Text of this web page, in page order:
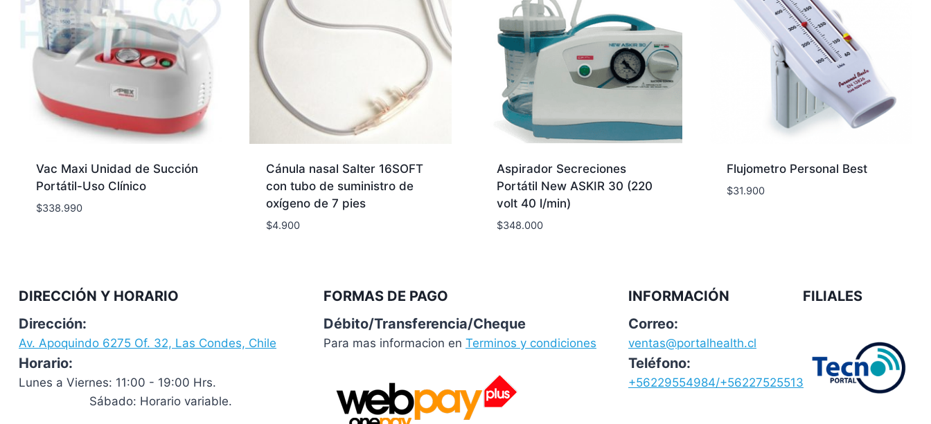
Vac Maxi Unidad de Succión
Portátil-Uso Clínico
$338.990
Cánula nasal Salter 16SOFT
con tubo de suministro de
oxígeno de 7 pies
$4.900
Aspirador Secreciones
Portátil New ASKIR 30 (220
volt 40 l/min)
$348.000
Flujometro Personal Best
$31.900
DIRECCIÓN Y HORARIO
Dirección:
Av. Apoquindo 6275 Of. 32, Las Condes, Chile
Horario:
Lunes a Viernes: 11:00 - 19:00 Hrs.
Sábado: Horario variable.
FORMAS DE PAGO
Débito/Transferencia/Cheque
Para mas informacion en Terminos y condiciones
INFORMACIÓN
Correo:
ventas@portalhealth.cl
Teléfono:
+56229554984/+56227525513
FILIALES